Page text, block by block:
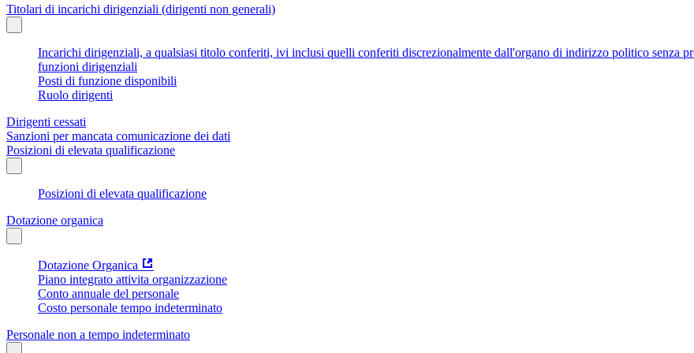
Titolari di incarichi dirigenziali (dirigenti non generali)
Incarichi dirigenziali, a qualsiasi titolo conferiti, ivi inclusi quelli conferiti discrezionalmente dall'organo di indirizzo politico senza
funzioni dirigenziali
Posti di funzione disponibili
Ruolo dirigenti
Dirigenti cessati
Sanzioni per mancata comunicazione dei dati
Posizioni di elevata qualificazione
Posizioni di elevata qualificazione
Dotazione organica
Dotazione Organica
Piano integrato attivita organizzazione
Conto annuale del personale
Costo personale tempo indeterminato
Personale non a tempo indeterminato